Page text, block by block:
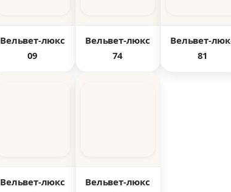
Вельвет-люкс
09
Вельвет-люкс
74
Вельвет-
81
Вельвет-люкс
Вельвет-люкс